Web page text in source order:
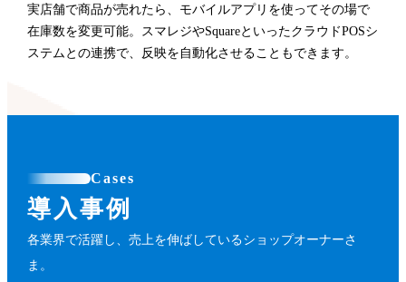
実店舗で商品が売れたら、モバイルアプリを使ってその場で
在庫数を変更可能。スマレジやSquareといったクラウドPOSシ
ステムとの連携で、反映を自動化させることもできます。
Cases
導入事例
各業界で活躍し、売上を伸ばしているショップオーナーさ
ま。